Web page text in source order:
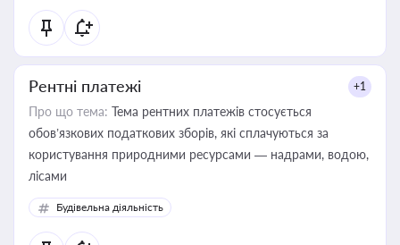
Рентні платежі +1
Про що тема: Тема рентних платежів стосується
обов’язкових податкових зборів, які сплачуються за
користування природними ресурсами — надрами, водою,
лісами
Будівельна діяльність